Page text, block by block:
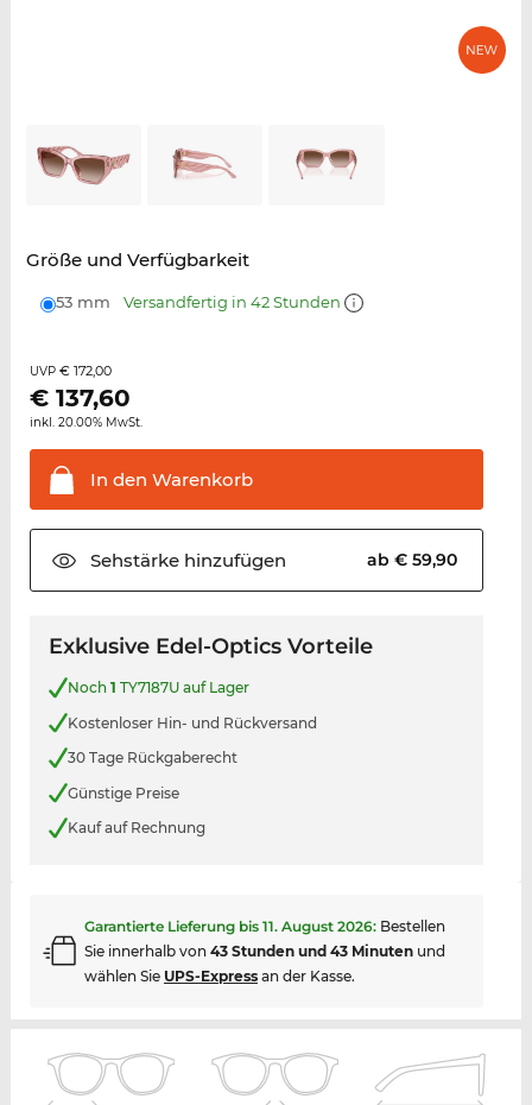
Größe und Verfügbarkeit
53 mm Versandfertig in 42 Stunden
UVP € 172,00
€ 137,60
inkl. 20.00% MwSt.
In den Warenkorb
Sehstärkehinzufügen ab € 59,90
Exklusive Edel-Optics Vorteile
Noch 1 TY7187U auf Lager
Kostenloser Hin- und Rückversand
30 Tage Rückgaberecht
Günstige Preise
Kauf auf Rechnung
Garantierte Lieferung bis 11. August 2026: Bestellen
Sie innerhalb von 43 Stunden und 43 Minutenund
wählen Sie UPS-Expressan der Kasse.